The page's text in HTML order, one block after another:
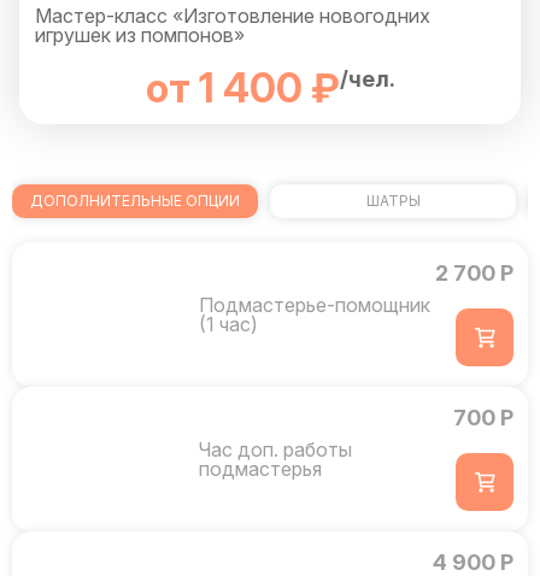
Мастер-класс «Изготовление новогодних
игрушек из помпонов»
от 1 400 ₽/чел.
ДОПОЛНИТЕЛЬНЫЕ ОПЦИИ ШАТРЫ
Подмастерье-помощник
(1 час)
2 700 Р
Час доп. работы
подмастерья
700 Р
4 900 Р